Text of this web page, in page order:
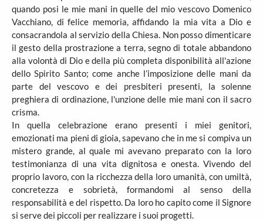
quando posi le mie mani in quelle del mio vescovo Domenico
Vacchiano, di felice memoria, affidando la mia vita a Dio e
consacrandola al servizio della Chiesa. Non posso dimenticare
il gesto della prostrazione a terra, segno di totale abbandono
alla volontà di Dio e della più completa disponibilità all'azione
dello Spirito Santo; come anche l’imposizione delle mani da
parte del vescovo e dei presbiteri presenti, la solenne
preghiera di ordinazione, l'unzione delle mie mani con il sacro
crisma.
In quella celebrazione erano presenti i miei genitori,
emozionati ma pieni di gioia, sapevano che in me si compiva un
mistero grande, al quale mi avevano preparato con la loro
testimonianza di una vita dignitosa e onesta. Vivendo del
proprio lavoro, con la ricchezza della loro umanità, con umiltà,
concretezza e sobrietà, formandomi al senso della
responsabilità e del rispetto. Da loro ho capito come il Signore
si serve dei piccoli per realizzare i suoi progetti.